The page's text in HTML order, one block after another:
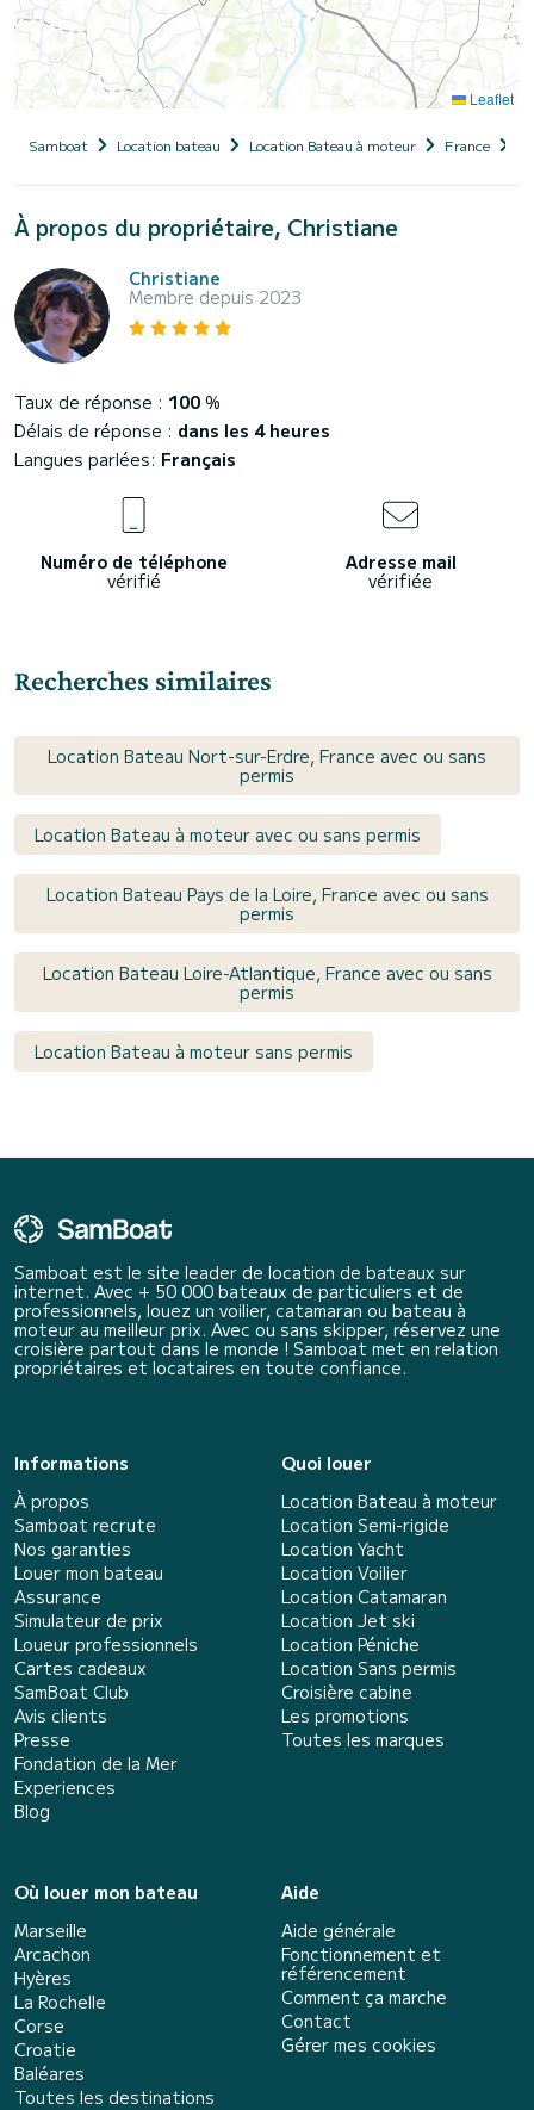
Leaflet
Samboat Location bateau Location Bateau à moteur France
À propos du propriétaire, Christiane
Christiane
Membre depuis 2023
Taux de réponse : 100 %
Délais de réponse : dans les 4 heures
Langues parlées: Français
Numéro de téléphone
vérifié
Adresse mail
vérifiée
Recherches similaires
Location Bateau Nort-sur-Erdre, France avec ou sans
permis
Location Bateau à moteur avec ou sans permis
Location Bateau Pays de la Loire, France avec ou sans
permis
Location Bateau Loire-Atlantique, France avec ou sans
permis
Location Bateau à moteur sans permis
Samboat est le site leader de location de bateaux sur
internet. Avec + 50 000 bateaux de particuliers et de
professionnels, louez un voilier, catamaran ou bateau à
moteur au meilleur prix. Avec ou sans skipper, réservez une
croisière partout dans le monde ! Samboat met en relation
propriétaires et locataires en toute confiance.
Informations
À propos
Samboat recrute
Nos garanties
Louer mon bateau
Assurance
Simulateur de prix
Loueur professionnels
Cartes cadeaux
SamBoat Club
Avis clients
Presse
Fondation de la Mer
Experiences
Blog
Quoi louer
Location Bateau à moteur
Location Semi-rigide
Location Yacht
Location Voilier
Location Catamaran
Location Jet ski
Location Péniche
Location Sans permis
Croisière cabine
Les promotions
Toutes les marques
Où louer mon bateau
Marseille
Arcachon
Hyères
La Rochelle
Corse
Croatie
Baléares
Toutes les destinations
Aide
Aide générale
Fonctionnement et
référencement
Comment ça marche
Contact
Gérer mes cookies